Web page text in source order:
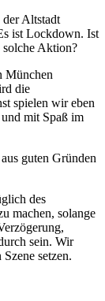
Altstadt
ist Lockdown. Ist
solche Aktion?
München
die
spielen wir eben
mit Spaß im
guten Gründen
des
machen, solange
sein. Wir
setzen.